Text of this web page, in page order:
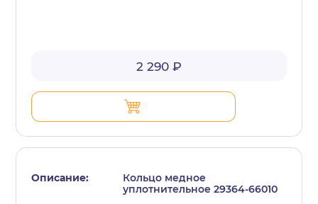
2 290 ₽
Кольцо медное
уплотнительное 29364-66010